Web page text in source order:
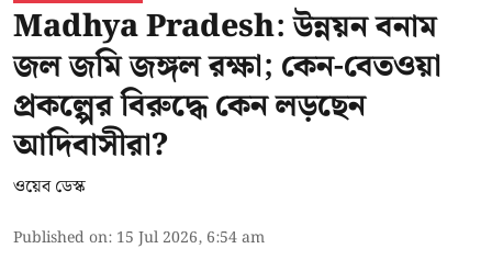
Madhya Pradesh: উন্নয়ন বনাম
জল জমি জঙ্গল রক্ষা; কেন-বেতওয়া
প্রকল্পের বিরুদ্ধে কেন লড়ছেন
আদিবাসীরা?
ওয়েব ডেস্ক
Published on: 15 Jul 2026, 6:54 am